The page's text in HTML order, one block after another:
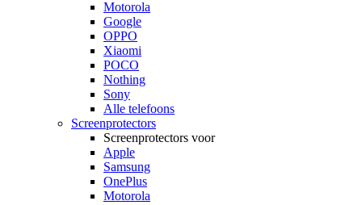
Motorola
Google
OPPO
Xiaomi
POCO
Nothing
Sony
Alle telefoons
Screenprotectors
Screenprotectors voor
Apple
Samsung
OnePlus
Motorola